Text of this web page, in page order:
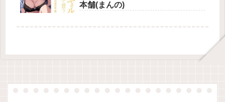
本舗(まんの)